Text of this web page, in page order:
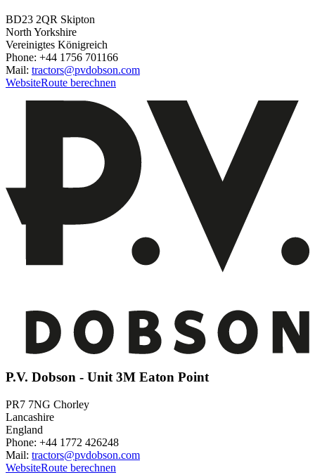
BD23 2QR Skipton
North Yorkshire
Vereinigtes Königreich
Phone: +44 1756 701166
Mail: tractors@pvdobson.com
WebsiteRoute berechnen
P.V. Dobson - Unit 3M Eaton Point
PR7 7NG Chorley
Lancashire
England
Phone: +44 1772 426248
Mail: tractors@pvdobson.com
WebsiteRoute berechnen